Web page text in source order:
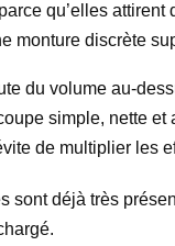
qu’elles
monture discrète
du volume au-
simple, nette et
de multiplier les
sont déjà très